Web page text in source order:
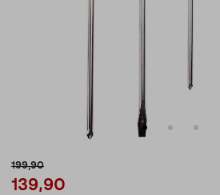
199,90
139,90